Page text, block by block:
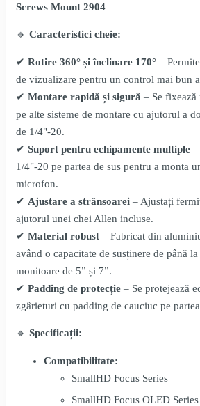
Screws Mount 2904
🔹 Caracteristici cheie:
✔ Rotire 360° și înclinare 170° –
de vizualizare pentru un control mai bun
✔ Montare rapidă și sigură – Se fixează
pe alte sisteme de montare cu ajutorul a
de 1/4"-20.
✔ Suport pentru echipamente multiple
1/4"-20 pe partea de sus pentru a monta
microfon.
✔ Ajustare a strânsoarei – Ajustați
ajutorul unei chei Allen incluse.
✔ Material robust – Fabricat din
având o capacitate de susținere de până
monitoare de 5” și 7”.
✔ Padding de protecție – Se protejează
zgârieturi cu padding de cauciuc pe
🔹 Specificații:
Compatibilitate:
SmallHD Focus Series
SmallHD Focus OLED Series